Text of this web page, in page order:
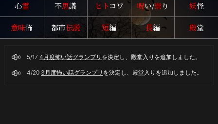
心霊 不思議 ヒトコワ 呪い/祟り 妖怪
意味怖 都市伝説 短編 長編 殿堂
5/17 4月度怖い話グランプリ を決定し、殿堂入りを追加しました。
4/20 3月度怖い話グランプリ を決定し、殿堂入りを追加しました。